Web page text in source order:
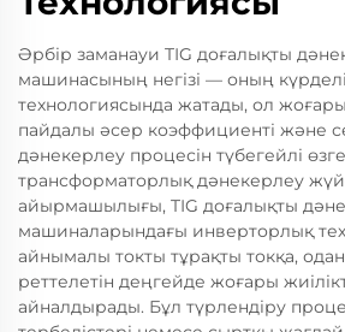
Әрбір заманауи TIG доғалықты
машинасының негізі — оның
технологиясында жатады, ол
пайдалы әсер коэффициенті және
дәнекерлеу процесін түбегейлі
трансформаторлық дәнекерлеу
айырмашылығы, TIG доғалықты
машиналарындағы инверторлық
айнымалы токты тұрақты токқа,
реттелетін деңгейде жоғары
айналдырады. Бұл түрлендіру